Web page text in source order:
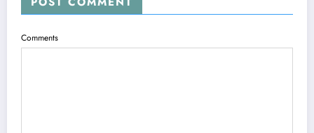
Comments